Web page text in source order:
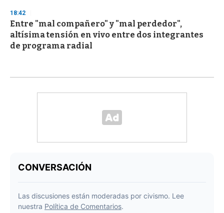
18:42
Entre "mal compañero" y "mal perdedor",
altísima tensión en vivo entre dos integrantes
de programa radial